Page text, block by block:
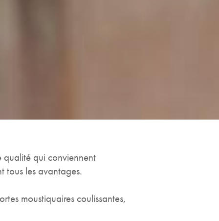
qualité qui conviennent
tous les avantages.
moustiquaires coulissantes,